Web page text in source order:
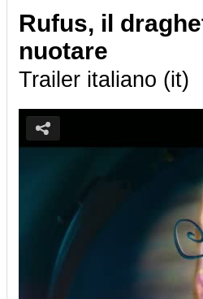
Rufus, il
nuotare
Trailer italiano (it)